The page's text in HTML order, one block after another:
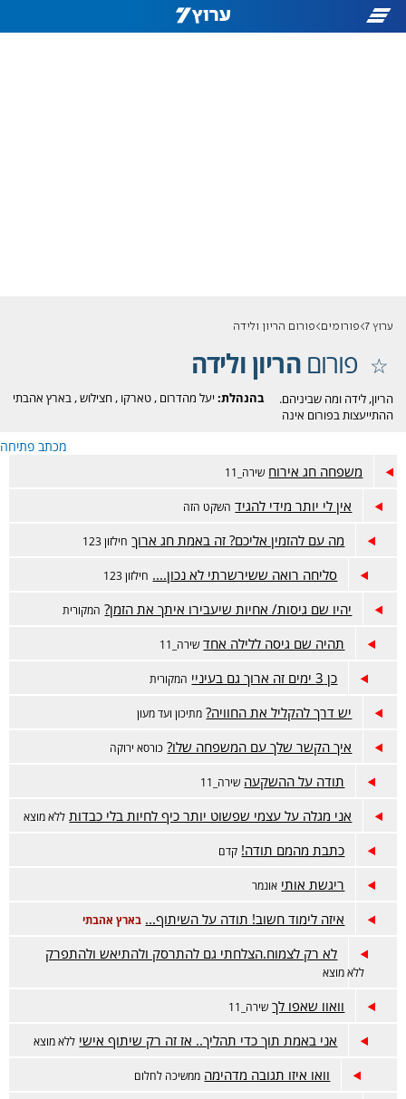
ערוץ 7 פורומים פורום הריון ולידה
פורוםהריון ולידה
בהנהלת: יעל מהדרום ,טארקו ,חצילוש,בארץ אהבתי
הריון, לידה ומה שביניהם.
ההתייעצות בפורום אינה
הפורום דתי, נא לכבד את
רגשות הגולשות בסגנון
לפורום אמהות הפתוח-
מכתב פתיחה
משפחה חג אירוח שירה_11
אין לי יותר מידי להגיד השקט הזה
מה עם להזמין אליכם? זה באמת חג ארוך חילזון 123
סליחה רואה ששירשרתי לא נכון.... חילזון 123
יהיו שם גיסות/ אחיות שיעבירו איתך את הזמן? המקורית
תהיה שם גיסה ללילה אחד שירה_11
כן 3 ימים זה ארוך גם בעיניי המקורית
יש דרך להקליל את החוויה? מתיכון ועד מעון
איך הקשר שלך עם המשפחה שלו? כורסא ירוקה
תודה על ההשקעה שירה_11
אני מגלה על עצמי שפשוט יותר כיף לחיות בלי כבדות ללא מוצא
כתבת מהמם תודה! קדם
ריגשת אותי אונמר
איזה לימוד חשוב! תודה על השיתוף... בארץ אהבתי
לא רק לצמוח.הצלחתי גם להתרסק ולהתיאש ולהתפרק
ללא מוצא
וואוו שאפו לך שירה_11
אני באמת תוך כדי תהליך.. אז זה רק שיתוף אישי ללא מוצא
וואו איזו תגובה מדהימה ממשיכה לחלום